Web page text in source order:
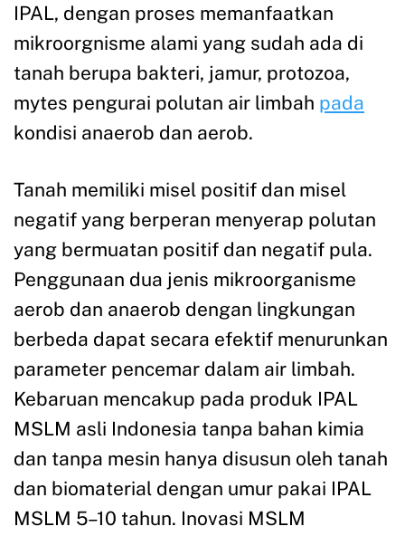
IPAL, dengan proses memanfaatkan
mikroorgnisme alami yang sudah ada di
tanah berupa bakteri, jamur, protozoa,
mytes pengurai polutan air limbah pada
kondisi anaerob dan aerob.
Tanah memiliki misel positif dan misel
negatif yang berperan menyerap polutan
yang bermuatan positif dan negatif pula.
Penggunaan dua jenis mikroorganisme
aerob dan anaerob dengan lingkungan
berbeda dapat secara efektif menurunkan
parameter pencemar dalam air limbah.
Kebaruan mencakup pada produk IPAL
MSLM asli Indonesia tanpa bahan kimia
dan tanpa mesin hanya disusun oleh tanah
dan biomaterial dengan umur pakai IPAL
MSLM 5–10 tahun. Inovasi MSLM